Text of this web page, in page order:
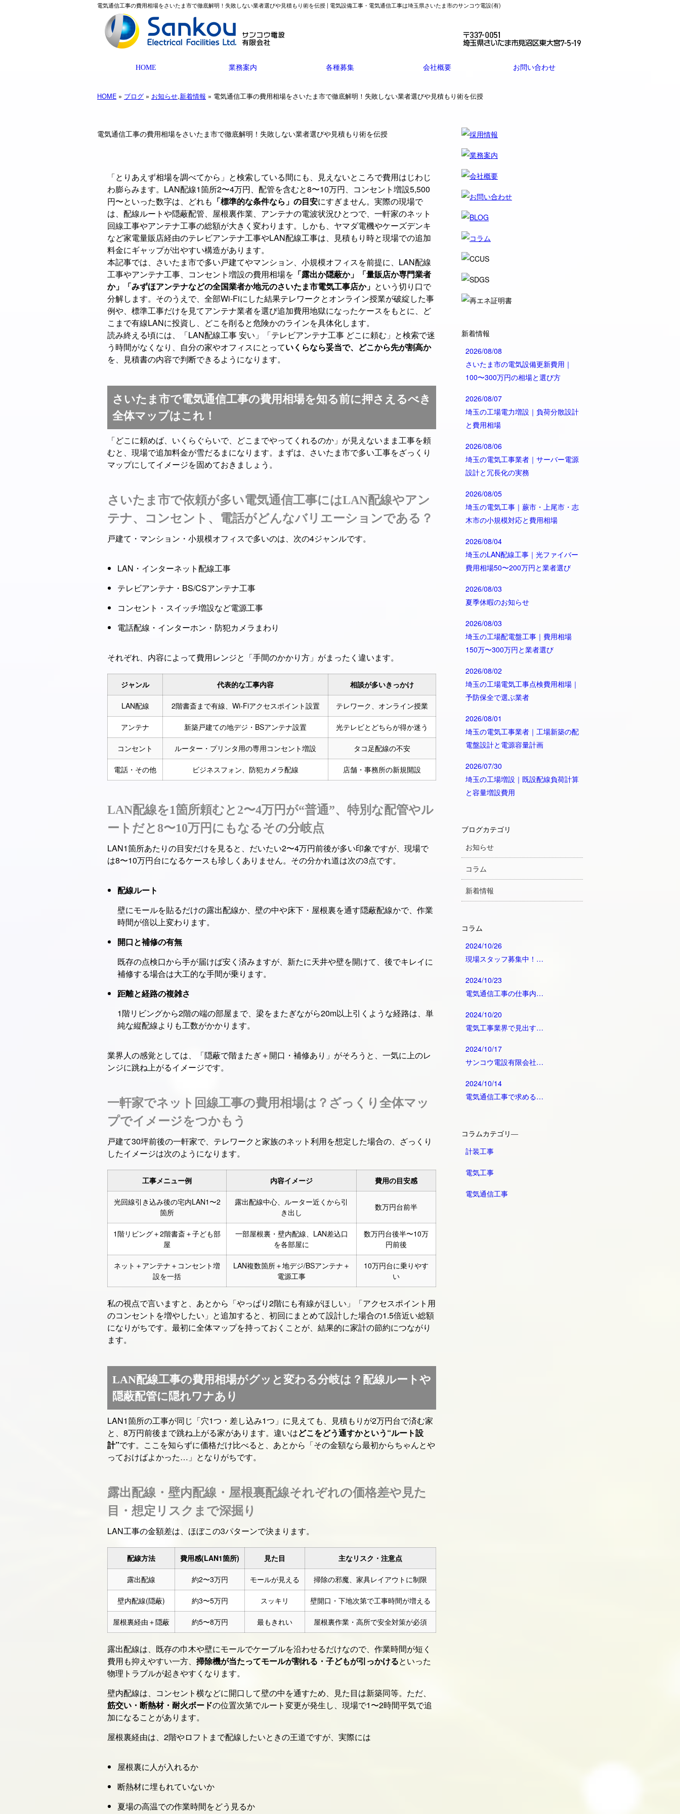
電気通信工事の費用相場をさいたま市で徹底解明！失敗しない業者選びや見積もり術を伝授 | 電気設備工事・電気通信工事は埼玉県さいたま市のサンコウ電設(有)
HOME 業務案内 各種募集 会社概要 お問い合わせ
HOME » ブログ » お知らせ,新着情報 » 電気通信工事の費用相場をさいたま市で徹底解明！失敗しない業者選びや見積もり術を伝授
電気通信工事の費用相場をさいたま市で徹底解明！失敗しない業者選びや見積もり術を伝授
「とりあえず相場を調べてから」と検索している間にも、見えないところで費用はじわじ
わ膨らみます。LAN配線1箇所2〜4万円、配管を含むと8〜10万円、コンセント増設5,500
円〜といった数字は、どれも 「標準的な条件なら」の目安にすぎません。実際の現場で
は、配線ルートや隠蔽配管、屋根裏作業、アンテナの電波状況ひとつで、一軒家のネット
回線工事やアンテナ工事の総額が大きく変わります。しかも、ヤマダ電機やケーズデンキ
など家電量販店経由のテレビアンテナ工事やLAN配線工事は、見積もり時と現場での追加
料金にギャップが出やすい構造があります。
本記事では、さいたま市で多い戸建てやマンション、小規模オフィスを前提に、LAN配線
工事やアンテナ工事、コンセント増設の費用相場を 「露出か隠蔽か」「量販店か専門業者
か」「みずほアンテナなどの全国業者か地元のさいたま市電気工事店か」 という切り口で
分解します。そのうえで、全部Wi‑Fiにした結果テレワークとオンライン授業が破綻した事
例や、標準工事だけを見てアンテナ業者を選び追加費用地獄になったケースをもとに、ど
こまで有線LANに投資し、どこを削ると危険かのラインを具体化します。
読み終える頃には、「LAN配線工事 安い」「テレビアンテナ工事 どこに頼む」と検索で迷
う時間がなくなり、自分の家やオフィスにとっていくらなら妥当で、どこから先が割高か
を、見積書の内容で判断できるようになります。
さいたま市で電気通信工事の費用相場を知る前に押さえるべき
全体マップはこれ！
「どこに頼めば、いくらぐらいで、どこまでやってくれるのか」が見えないまま工事を頼
むと、現場で追加料金が雪だるまになります。まずは、さいたま市で多い工事をざっくり
マップにしてイメージを固めておきましょう。
さいたま市で依頼が多い電気通信工事にはLAN配線やアン
テナ、コンセント、電話がどんなバリエーションである？
戸建て・マンション・小規模オフィスで多いのは、次の4ジャンルです。
LAN・インターネット配線工事
テレビアンテナ・BS/CSアンテナ工事
コンセント・スイッチ増設など電源工事
電話配線・インターホン・防犯カメラまわり
それぞれ、内容によって費用レンジと「手間のかかり方」がまったく違います。
ジャンル 代表的な工事内容 相談が多いきっかけ
LAN配線 2階書斎まで有線、Wi‑Fiアクセスポイント設置 テレワーク、オンライン授業
アンテナ 新築戸建ての地デジ・BSアンテナ設置 光テレビとどちらが得か迷う
コンセント ルーター・プリンタ用の専用コンセント増設 タコ足配線の不安
電話・その他 ビジネスフォン、防犯カメラ配線 店舗・事務所の新規開設
LAN配線を1箇所頼むと2〜4万円が“普通”、特別な配管やル
ートだと8〜10万円にもなるその分岐点
LAN1箇所あたりの目安だけを見ると、だいたい2〜4万円前後が多い印象ですが、現場で
は8〜10万円台になるケースも珍しくありません。その分かれ道は次の3点です。
配線ルート
壁にモールを貼るだけの露出配線か、壁の中や床下・屋根裏を通す隠蔽配線かで、作業
時間が倍以上変わります。
開口と補修の有無
既存の点検口から手が届けば安く済みますが、新たに天井や壁を開けて、後でキレイに
補修する場合は大工的な手間が乗ります。
距離と経路の複雑さ
1階リビングから2階の端の部屋まで、梁をまたぎながら20m以上引くような経路は、単
純な縦配線よりも工数がかかります。
業界人の感覚としては、「隠蔽で階またぎ＋開口・補修あり」がそろうと、一気に上のレ
ンジに跳ね上がるイメージです。
一軒家でネット回線工事の費用相場は？ざっくり全体マッ
プでイメージをつかもう
戸建て30坪前後の一軒家で、テレワークと家族のネット利用を想定した場合の、ざっくり
したイメージは次のようになります。
工事メニュー例 内容イメージ 費用の目安感
光回線引き込み後の宅内LAN1〜2
箇所
露出配線中心、ルーター近くから引
き出し
数万円台前半
1階リビング＋2階書斎＋子ども部
屋
一部屋根裏・壁内配線、LAN差込口
を各部屋に
数万円台後半〜10万
円前後
ネット＋アンテナ＋コンセント増
設を一括
LAN複数箇所＋地デジ/BSアンテナ＋
電源工事
10万円台に乗りやす
い
私の視点で言いますと、あとから「やっぱり2階にも有線がほしい」「アクセスポイント用
のコンセントを増やしたい」と追加すると、初回にまとめて設計した場合の1.5倍近い総額
になりがちです。最初に全体マップを持っておくことが、結果的に家計の節約につながり
ます。
LAN配線工事の費用相場がグッと変わる分岐は？配線ルートや
隠蔽配管に隠れワナあり
LAN1箇所の工事が同じ「穴1つ・差し込み1つ」に見えても、見積もりが2万円台で済む家
と、8万円前後まで跳ね上がる家があります。違いはどこをどう通すかという“ルート設
計”です。ここを知らずに価格だけ比べると、あとから「その金額なら最初からちゃんとや
っておけばよかった…」となりがちです。
露出配線・壁内配線・屋根裏配線それぞれの価格差や見た
目・想定リスクまで深掘り
LAN工事の金額差は、ほぼこの3パターンで決まります。
配線方法 費用感(LAN1箇所) 見た目 主なリスク・注意点
露出配線 約2〜3万円 モールが見える 掃除の邪魔、家具レイアウトに制限
壁内配線(隠蔽) 約3〜5万円 スッキリ 壁開口・下地次第で工事時間が増える
屋根裏経由＋隠蔽 約5〜8万円 最もきれい 屋根裏作業・高所で安全対策が必須
露出配線は、既存の巾木や壁にモールでケーブルを沿わせるだけなので、作業時間が短く
費用も抑えやすい一方、 掃除機が当たってモールが割れる・子どもが引っかけるといった
物理トラブルが起きやすくなります。
壁内配線は、コンセント横などに開口して壁の中を通すため、見た目は新築同等。ただ、
筋交い・断熱材・耐火ボードの位置次第でルート変更が発生し、現場で1〜2時間平気で追
加になることがあります。
屋根裏経由は、2階やロフトまで配線したいときの王道ですが、実際には
屋根裏に人が入れるか
断熱材に埋もれていないか
夏場の高温での作業時間をどう見るか
新着情報
2026/08/08
さいたま市の電気設備更新費用｜
100〜300万円の相場と選び方
2026/08/07
埼玉の工場電力増設｜負荷分散設計
と費用相場
2026/08/06
埼玉の電気工事業者｜サーバー電源
設計と冗長化の実務
2026/08/05
埼玉の電気工事｜蕨市・上尾市・志
木市の小規模対応と費用相場
2026/08/04
埼玉のLAN配線工事｜光ファイバー
費用相場50〜200万円と業者選び
2026/08/03
夏季休暇のお知らせ
2026/08/03
埼玉の工場配電盤工事｜費用相場
150万〜300万円と業者選び
2026/08/02
埼玉の工場電気工事点検費用相場｜
予防保全で選ぶ業者
2026/08/01
埼玉の電気工事業者｜工場新築の配
電盤設計と電源容量計画
2026/07/30
埼玉の工場増設｜既設配線負荷計算
と容量増設費用
ブログカテゴリ
お知らせ
コラム
新着情報
コラム
2024/10/26
現場スタッフ募集中！…
2024/10/23
電気通信工事の仕事内…
2024/10/20
電気工事業界で見出す…
2024/10/17
サンコウ電設有限会社…
2024/10/14
電気通信工事で求める…
コラムカテゴリ―
計装工事
電気工事
電気通信工事